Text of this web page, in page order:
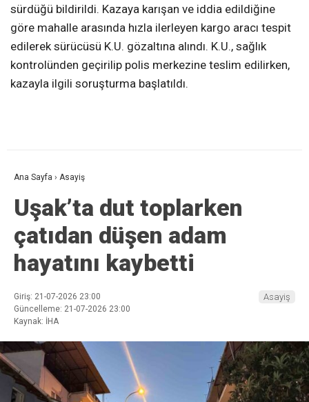
sürdüğü bildirildi. Kazaya karışan ve iddia edildiğine
göre mahalle arasında hızla ilerleyen kargo aracı tespit
edilerek sürücüsü K.U. gözaltına alındı. K.U., sağlık
kontrolünden geçirilip polis merkezine teslim edilirken,
kazayla ilgili soruşturma başlatıldı.
Ana Sayfa › Asayiş
Uşak’ta dut toplarken
çatıdan düşen adam
hayatını kaybetti
Giriş: 21-07-2026 23:00
Güncelleme: 21-07-2026 23:00
Kaynak: İHA
Asayiş